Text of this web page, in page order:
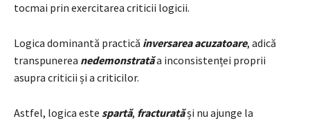
tocmai prin exercitarea criticii logicii.
Logica dominantă practică inversarea acuzatoare, adică
transpunerea nedemonstratăa inconsistenței proprii
asupra criticii și a criticilor.
Astfel, logica este spartă, fracturatăși nu ajunge la